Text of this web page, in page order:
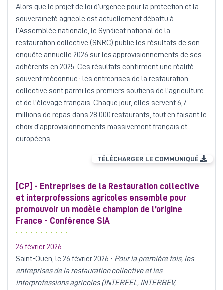
Alors que le projet de loi d’urgence pour la protection et la
souveraineté agricole est actuellement débattu à
l’Assemblée nationale, le Syndicat national de la
restauration collective (SNRC) publie les résultats de son
enquête annuelle 2026 sur les approvisionnements de ses
adhérents en 2025. Ces résultats confirment une réalité
souvent méconnue : les entreprises de la restauration
collective sont parmi les premiers soutiens de l’agriculture
et de l’élevage français. Chaque jour, elles servent 6,7
millions de repas dans 28 000 restaurants, tout en faisant le
choix d’approvisionnements massivement français et
européens.
TÉLÉCHARGER LE COMMUNIQUÉ
[CP] - Entreprises de la Restauration collective
et interprofessions agricoles ensemble pour
promouvoir un modèle champion de l’origine
France - Conférence SIA
26 février 2026
Saint-Ouen, le 26 février 2026 - Pour la première fois, les
entreprises de la restauration collective et les
interprofessions agricoles (INTERFEL, INTERBEV,